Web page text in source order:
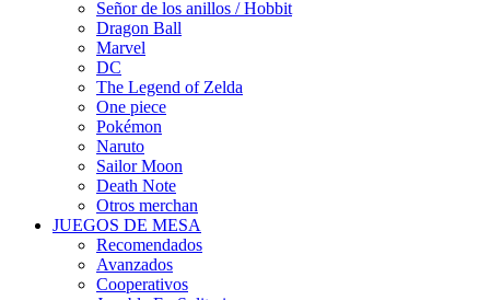
Señor de los anillos / Hobbit
Dragon Ball
Marvel
DC
The Legend of Zelda
One piece
Pokémon
Naruto
Sailor Moon
Death Note
Otros merchan
JUEGOS DE MESA
Recomendados
Avanzados
Cooperativos